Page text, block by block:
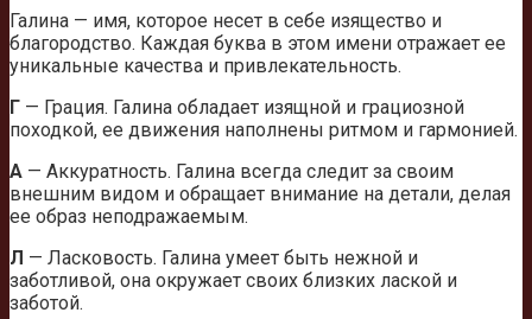
Галина — имя, которое несет в себе изящество и
благородство. Каждая буква в этом имени отражает ее
уникальные качества и привлекательность.
Г — Грация. Галина обладает изящной и грациозной
походкой, ее движения наполнены ритмом и гармонией.
А — Аккуратность. Галина всегда следит за своим
внешним видом и обращает внимание на детали, делая
ее образ неподражаемым.
Л — Ласковость. Галина умеет быть нежной и
заботливой, она окружает своих близких лаской и
заботой.